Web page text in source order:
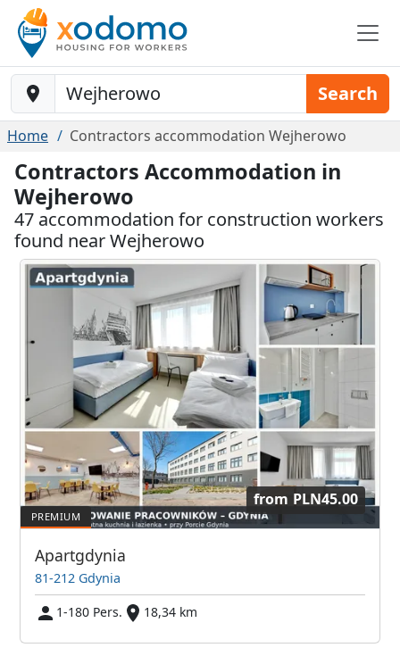
Baustelle-Location Search
Home Contractors accommodation Wejherowo
Contractors Accommodation in
Wejherowo
47 accommodation for construction workers
found near Wejherowo
from PLN45.00
Apartgdynia
81-212 Gdynia
1-180 Pers.
18,34 km